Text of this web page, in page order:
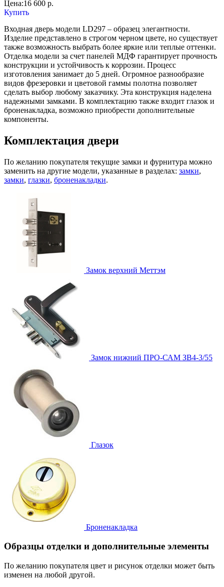
Цена:16 600 р.
Купить
Входная дверь модели LD297 – образец элегантности.
Изделие представлено в строгом черном цвете, но существует
также возможность выбрать более яркие или теплые оттенки.
Отделка модели за счет панелей МДФ гарантирует прочность
конструкции и устойчивость к коррозии. Процесс
изготовления занимает до 5 дней. Огромное разнообразие
видов фрезеровки и цветовой гаммы полотна позволяет
сделать выбор любому заказчику. Эта конструкция наделена
надежными замками. В комплектацию также входит глазок и
броненакладка, возможно приобрести дополнительные
компоненты.
Комплектация двери
По желанию покупателя текущие замки и фурнитура можно
заменить на другие модели, указанные в разделах: замки,
замки, глазки, броненакладки.
Замок верхний Меттэм
Замок нижний ПРО-САМ ЗВ4-3/55
Глазок
Броненакладка
Образцы отделки и дополнительные элементы
По желанию покупателя цвет и рисунок отделки может быть
изменен на любой другой.